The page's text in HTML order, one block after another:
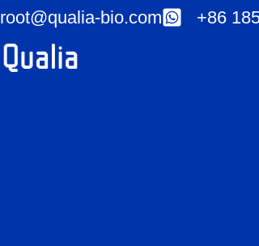
root@qualia-bio.com +86